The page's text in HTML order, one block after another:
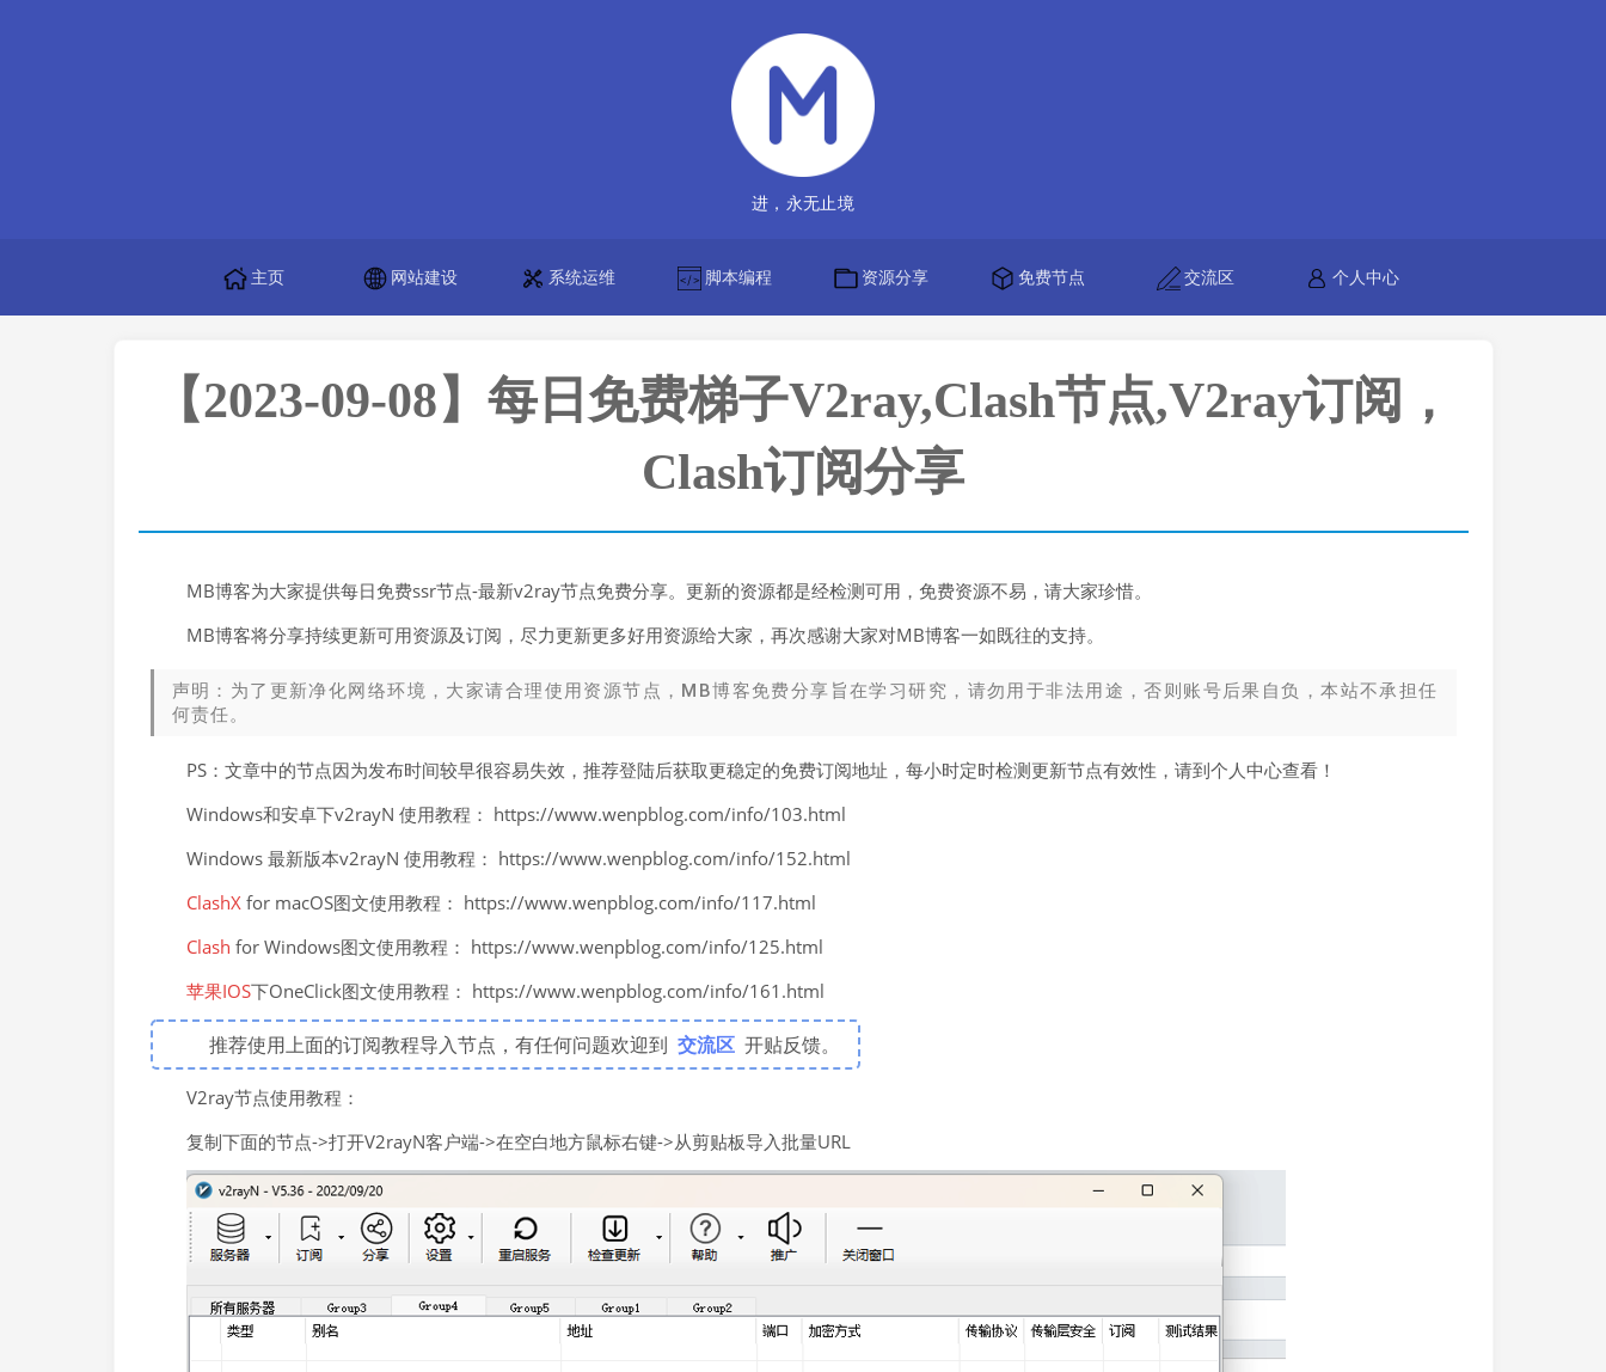
进，永无止境
主页 网站建设 系统运维 脚本编程 资源分享 免费节点 交流区 个人中心
【2023-09-08】每日免费梯子V2ray,Clash节点,V2ray订阅，
Clash订阅分享
MB博客为大家提供每日免费ssr节点-最新v2ray节点免费分享。更新的资源都是经检测可用，免费资源不易，请大家珍惜。
MB博客将分享持续更新可用资源及订阅，尽力更新更多好用资源给大家，再次感谢大家对MB博客一如既往的支持。
声明：为了更新净化网络环境，大家请合理使用资源节点，MB博客免费分享旨在学习研究，请勿用于非法用途，否则账号后果自负，本站不承担任
何责任。
PS：文章中的节点因为发布时间较早很容易失效，推荐登陆后获取更稳定的免费订阅地址，每小时定时检测更新节点有效性，请到个人中心查看！
Windows和安卓下v2rayN 使用教程： https://www.wenpblog.com/info/103.html
Windows 最新版本v2rayN 使用教程： https://www.wenpblog.com/info/152.html
ClashXfor macOS图文使用教程： https://www.wenpblog.com/info/117.html
Clashfor Windows图文使用教程： https://www.wenpblog.com/info/125.html
苹果IOS下OneClick图文使用教程： https://www.wenpblog.com/info/161.html
推荐使用上面的订阅教程导入节点，有任何问题欢迎到 交流区 开贴反馈。
V2ray节点使用教程：
复制下面的节点->打开V2rayN客户端->在空白地方鼠标右键->从剪贴板导入批量URL